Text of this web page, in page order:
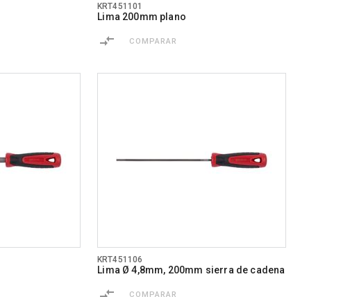
KRT451101
Lima 200mm plano
COMPARAR
KRT451106
Lima Ø 4,8mm, 200mm sierra de cadena
COMPARAR